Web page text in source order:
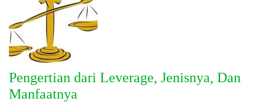
Pengertian dari Leverage, Jenisnya, Dan
Manfaatnya